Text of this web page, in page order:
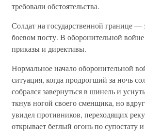
требовали обстоятельства.
Солдат на государственной границе —
боевом посту. В оборонительной
приказы и директивы.
Нормальное начало оборонительной
ситуация, когда продрогший за ночь
собрался завернуться в шинель и
ткнув ногой своего сменщика, но
увидел противников, переходящих
открывает беглый огонь по супостату